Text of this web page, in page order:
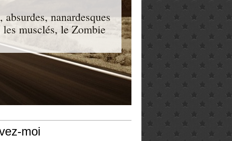
nanardesques
musclés, le Zombie
moi